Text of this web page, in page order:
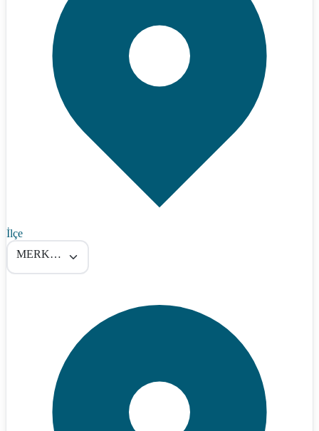
İlçe
MERKEZ